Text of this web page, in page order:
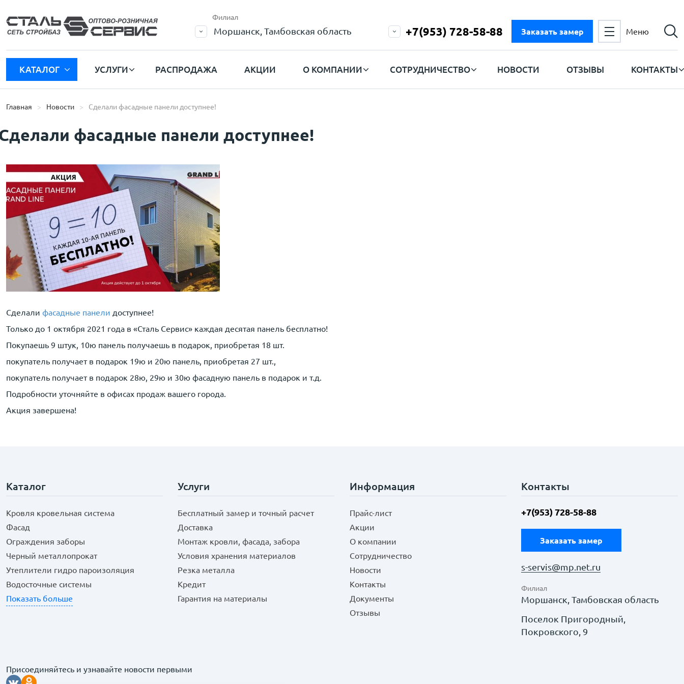
Филиал
Моршанск, Тамбовская область +7(953) 728-58-88 Заказать замер Меню
КАТАЛОГ УСЛУГИ РАСПРОДАЖА АКЦИИ О КОМПАНИИ СОТРУДНИЧЕСТВО НОВОСТИ ОТЗЫВЫ КОНТАКТЫ
Главная Новости Сделали фасадные панели доступнее!
фасадные панели доступнее!
Сделали фасадные панели доступнее!
Только до 1 октября 2021 года в «Сталь Сервис» каждая десятая панель бесплатно!
Покупаешь 9 штук, 10ю панель получаешь в подарок, приобретая 18 шт.
покупатель получает в подарок 19ю и 20ю панель, приобретая 27 шт.,
покупатель получает в подарок 28ю, 29ю и 30ю фасадную панель в подарок и т.д.
Подробности уточняйте в офисах продаж вашего города.
Акция завершена!
Каталог
Кровля кровельная система
Фасад
Ограждения заборы
Черный металлопрокат
Утеплители гидро пароизоляция
Водосточные системы
Показать больше
Услуги
Бесплатный замер и точный расчет
Доставка
Монтаж кровли, фасада, забора
Условия хранения материалов
Резка металла
Кредит
Гарантия на материалы
Информация
Прайс-лист
Акции
О компании
Сотрудничество
Новости
Контакты
Документы
Отзывы
Контакты
+7(953) 728-58-88
Заказать замер
s-servis@mp.net.ru
Филиал
Моршанск, Тамбовская область
Поселок Пригородный,
Покровского, 9
Присоединяйтесь и узнавайте новости первыми